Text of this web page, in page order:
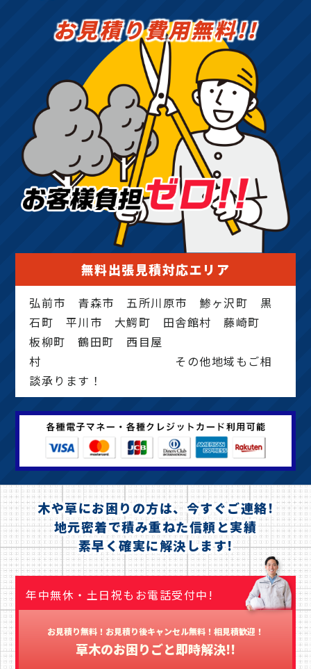
お見積り費用無料!!
無料出張見積対応エリア
弘前市 青森市 五所川原市 鯵ヶ沢町 黒
石町 平川市 大鰐町 田舎館村 藤崎町
板柳町 鶴田町 西目屋
村 その他地域もご相
談承ります！
木や草にお困りの方は、今すぐご連絡!
地元密着で積み重ねた信頼と実績
素早く確実に解決します!
年中無休・土日祝もお電話受付中!
お見積り無料！お見積り後キャンセル無料！相見積歓迎！
草木のお困りごと即時解決!!